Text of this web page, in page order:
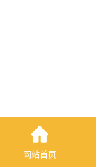
网站首页